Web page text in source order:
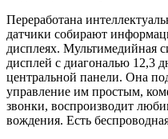
Переработана
датчики собирают
дисплеях. Мультимедийная
дисплей с диагональю 12,3
центральной панели. Она
управление им простым,
звонки, воспроизводит
вождения. Есть